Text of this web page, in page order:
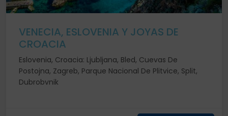
VENECIA, ESLOVENIA Y JOYAS DE
CROACIA
Eslovenia, Croacia: Ljubljana, Bled, Cuevas De
Postojna, Zagreb, Parque Nacional De Plitvice, Split,
Dubrobvnik